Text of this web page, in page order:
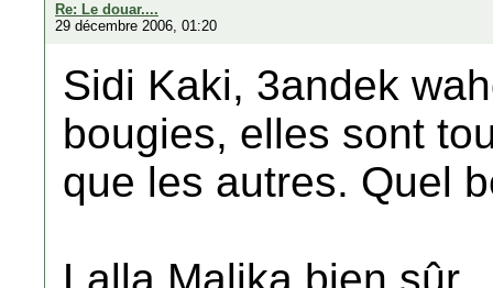
Re: Le douar....
29 décembre 2006, 01:20
Sidi Kaki, 3andek
bougies, elles sont
que les autres. Quel